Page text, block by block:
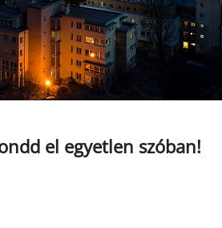
el egyetlen szóban!